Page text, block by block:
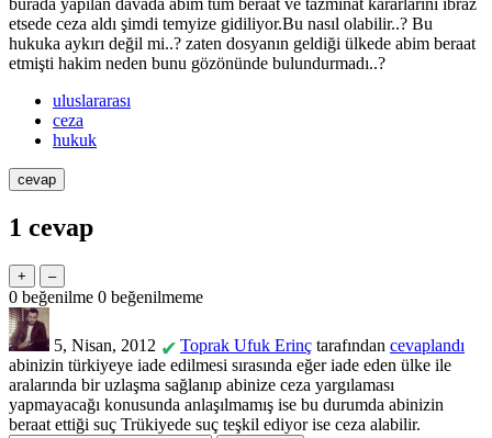
etsede ceza aldı şimdi temyize gidiliyor.Bu nasıl olabilir..? Bu
hukuka aykırı değil mi..? zaten dosyanın geldiği ülkede abim beraat
etmişti hakim neden bunu gözönünde bulundurmadı..?
uluslararası
ceza
hukuk
1 cevap
0 beğenilme 0 beğenilmeme
5, Nisan, 2012 ✔ Toprak Ufuk Erinç tarafından cevaplandı
abinizin türkiyeye iade edilmesi sırasında eğer iade eden ülke ile
aralarında bir uzlaşma sağlanıp abinize ceza yargılaması
yapmayacağı konusunda anlaşılmamış ise bu durumda abinizin
beraat ettiği suç Trükiyede suç teşkil ediyor ise ceza alabilir.